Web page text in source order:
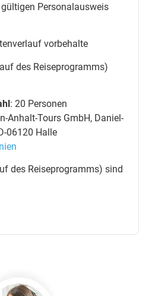
gültigen Personalausweis
vorbehalte
des Reiseprogramms)
: 20 Personen
Anhalt-Tours GmbH, Daniel-
06120 Halle
des Reiseprogramms) sind